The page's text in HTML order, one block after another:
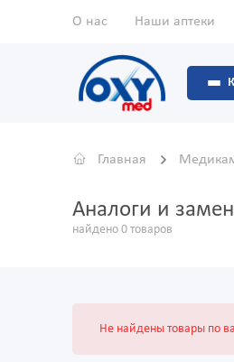
О нас Наши аптеки
Главная
Аналоги и
найдено 0 товаров
Не найдены товары по